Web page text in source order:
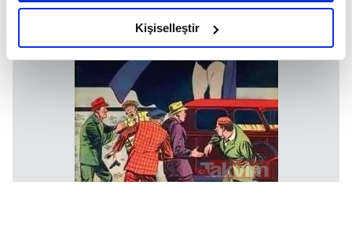
amacımızın size daha iyi bir reklam deneyimi sunmak
olduğunu ve sizlere en iyi içerikleri sunabilmek adına
elimizden gelen çabayı gösterdiğimizi ve bu noktada,
reklamların maliyetlerimizi karşılamak noktasında tek gelir
kalemimiz olduğunu sizlere hatırlatmak isteriz.
Her halükârda, kullanıcılar, bu çerezlere izin vermedikleri
takdirde, kullanıcılara hedefli reklamlar
gösterilmeyecektir."
Kişiselleştir